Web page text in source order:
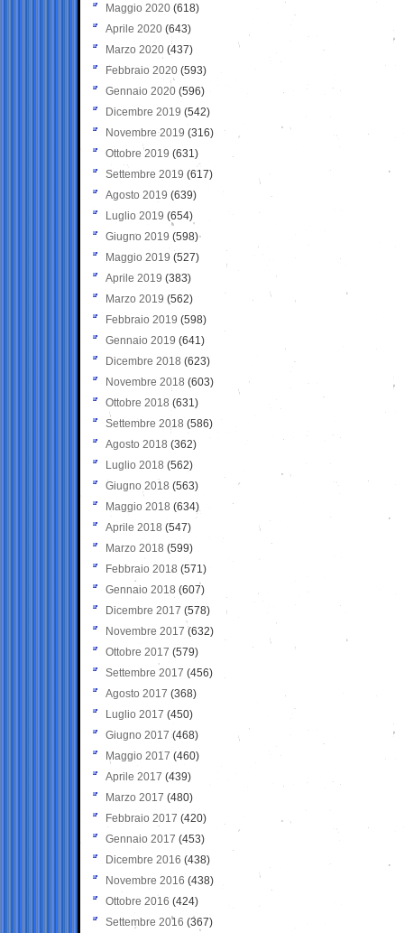
Maggio 2020 (618)
Aprile 2020 (643)
Marzo 2020 (437)
Febbraio 2020 (593)
Gennaio 2020 (596)
Dicembre 2019 (542)
Novembre 2019 (316)
Ottobre 2019 (631)
Settembre 2019 (617)
Agosto 2019 (639)
Luglio 2019 (654)
Giugno 2019 (598)
Maggio 2019 (527)
Aprile 2019 (383)
Marzo 2019 (562)
Febbraio 2019 (598)
Gennaio 2019 (641)
Dicembre 2018 (623)
Novembre 2018 (603)
Ottobre 2018 (631)
Settembre 2018 (586)
Agosto 2018 (362)
Luglio 2018 (562)
Giugno 2018 (563)
Maggio 2018 (634)
Aprile 2018 (547)
Marzo 2018 (599)
Febbraio 2018 (571)
Gennaio 2018 (607)
Dicembre 2017 (578)
Novembre 2017 (632)
Ottobre 2017 (579)
Settembre 2017 (456)
Agosto 2017 (368)
Luglio 2017 (450)
Giugno 2017 (468)
Maggio 2017 (460)
Aprile 2017 (439)
Marzo 2017 (480)
Febbraio 2017 (420)
Gennaio 2017 (453)
Dicembre 2016 (438)
Novembre 2016 (438)
Ottobre 2016 (424)
Settembre 2016 (367)